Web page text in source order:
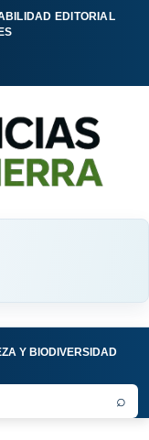
EDITORIAL
Y BIODIVERSIDAD
⌕